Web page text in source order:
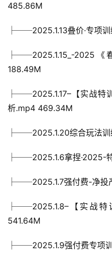
485.86M
├──2025.1.13叠价·专项
├──2025.1.15_-2025
188.49M
├──2025.1.17–【实战特
析.mp4 469.34M
├──2025.1.20综合玩法训
├──2025.1.6拿捏·2025-
├──2025.1.7强付费-净投
├──2025.1.8–【实战
541.64M
├──2025.1.9强付费专项